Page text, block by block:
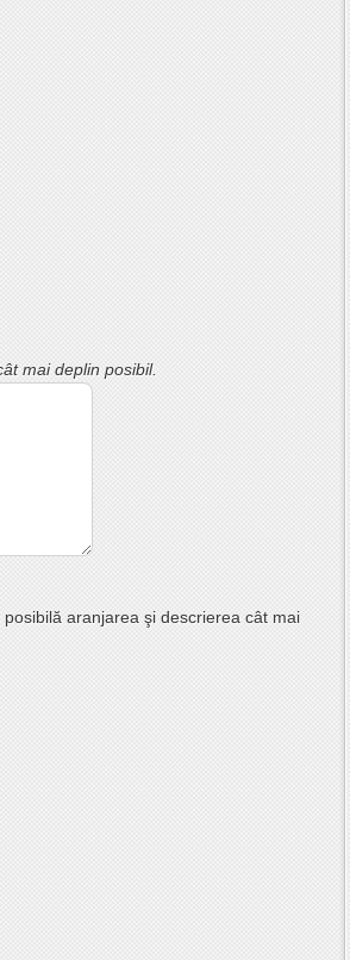
mai deplin posibil.
aranjarea şi descrierea cât mai